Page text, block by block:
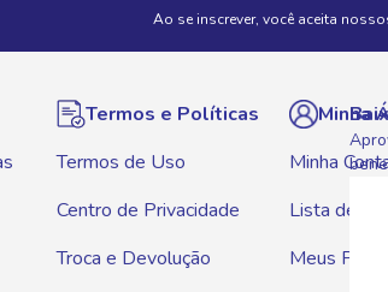
Ao se inscrever, você aceita
Termos e Políticas
Termos de Uso
Centro de Privacidade
Troca e Devolução
Minha
Minha
Lista de
Meus